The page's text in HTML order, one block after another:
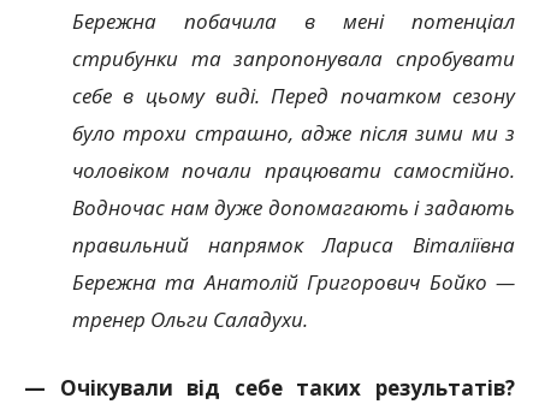
Бережна побачила в мені потенціал
стрибунки та запропонувала спробувати
себе в цьому виді. Перед початком сезону
було трохи страшно, адже після зими ми з
чоловіком почали працювати самостійно.
Водночас нам дуже допомагають і задають
правильний напрямок Лариса Віталіївна
Бережна та Анатолій Григорович Бойко —
тренер Ольги Саладухи.
— Очікували від себе таких результатів?